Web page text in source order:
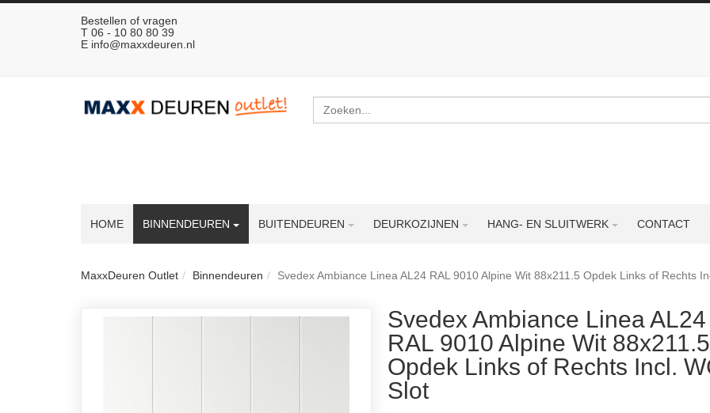
Bestellen of vragen
T 06 - 10 80 80 39
E info@maxxdeuren.nl
Zoeken
HOME BINNENDEUREN BUITENDEUREN DEURKOZIJNEN HANG- EN SLUITWERK CONTACT
MaxxDeuren Outlet Binnendeuren Svedex Ambiance Linea AL24 RAL 9010 Alpine Wit 88x211.5 Opdek Links of Rechts
Svedex Ambiance Linea AL24
RAL 9010 Alpine Wit 88x211.5
Opdek Links of Rechts Incl.
Slot